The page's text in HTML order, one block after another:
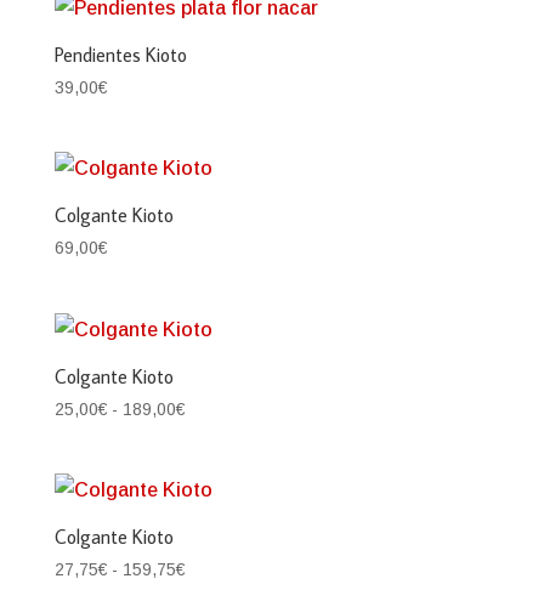
Pendientes Kioto
39,00€
Colgante Kioto
69,00€
Colgante Kioto
25,00€ - 189,00€Rango
desde
189,00€
Colgante Kioto
27,75€ - 159,75€Rango